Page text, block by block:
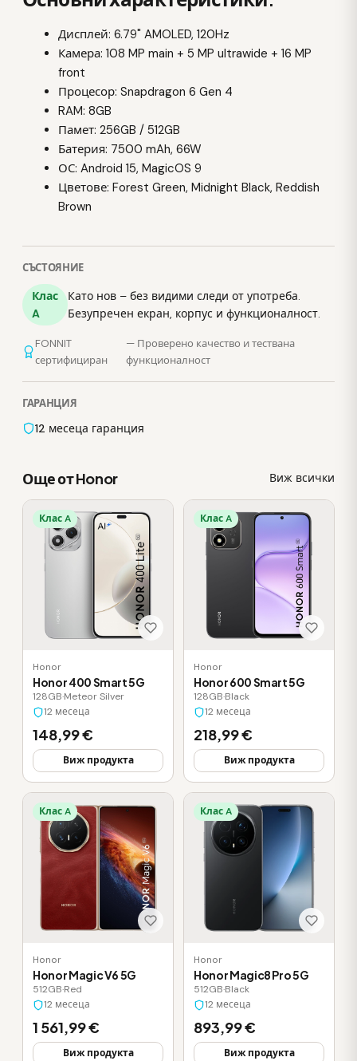
Дисплей: 6.79" AMOLED, 120Hz
Камера: 108 MP main + 5 MP ultrawide + 16 MP
front
Процесор: Snapdragon 6 Gen 4
RAM: 8GB
Памет: 256GB / 512GB
Батерия: 7500 mAh, 66W
ОС: Android 15, MagicOS 9
Цветове: Forest Green, Midnight Black, Reddish
Brown
СЪСТОЯНИЕ
Клас
A
Като нов – без видими следи от употреба.
Безупречен екран, корпус и функционалност.
FONNIT
сертифициран
— Проверено качество и тествана
функционалност
ГАРАНЦИЯ
12 месеца гаранция
Още от Honor Виж всички
Клас A
Honor
Honor 400 Smart 5G
128GB·Meteor Silver
12 месеца
148,99 €
Виж продукта
Клас A
Honor
Honor 600 Smart 5G
128GB·Black
12 месеца
218,99 €
Виж продукта
Клас A
Honor
Honor Magic V6 5G
512GB·Red
12 месеца
1 561,99 €
Виж продукта
Клас A
Honor
Honor Magic8 Pro 5G
512GB·Black
12 месеца
893,99 €
Виж продукта